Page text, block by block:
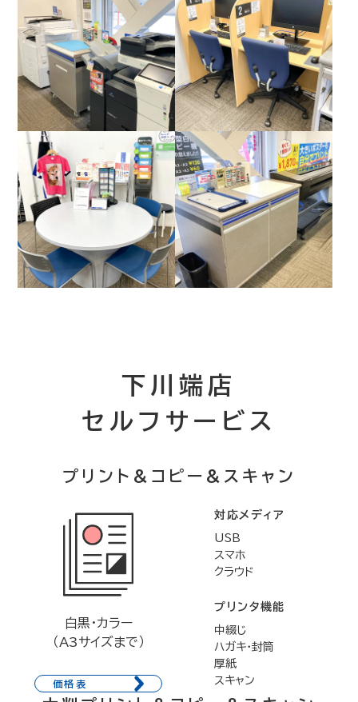
下川端店
セルフサービス
プリント&コピー&スキャン
白黒・カラー
（A3サイズまで）
価格表
対応メディア
USB
スマホ
クラウド
プリンタ機能
中綴じ
ハガキ・封筒
厚紙
スキャン